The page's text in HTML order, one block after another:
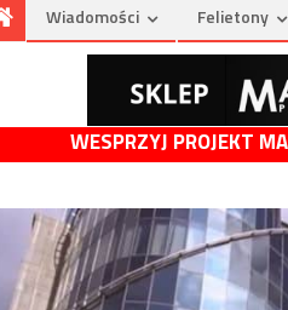
Wiadomości Felietony
WESPRZYJ PROJEKT